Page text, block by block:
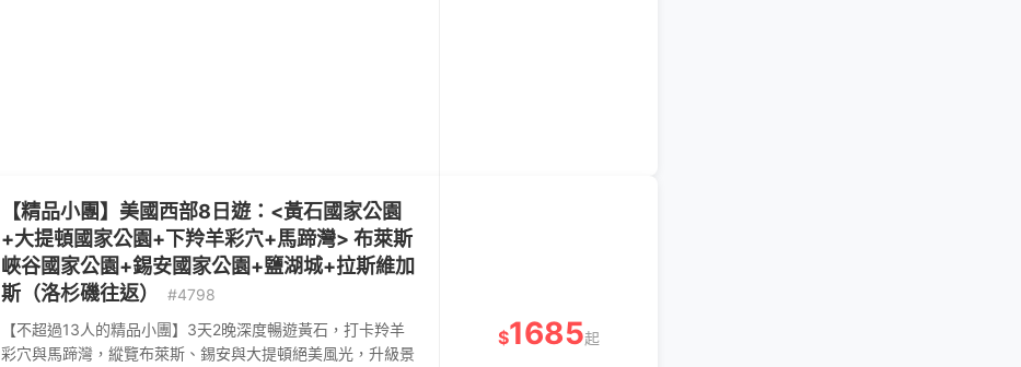
【精品小團】美國西部8日遊：<黃石國家公園
+大提頓國家公園+下羚羊彩穴+馬蹄灣> 布萊斯
峽谷國家公園+錫安國家公園+鹽湖城+拉斯維加
斯（洛杉磯往返）
#4798
【不超過13人的精品小團】3天2晚深度暢遊黃石，打卡羚羊
彩穴與馬蹄灣，縱覽布萊斯、錫安與大提頓絕美風光，升級景
$1685起